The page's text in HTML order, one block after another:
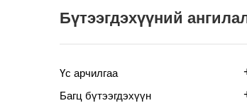
Бүтээгдэхүүний
Үс арчилгаа
Багц бүтээгдэхүүн